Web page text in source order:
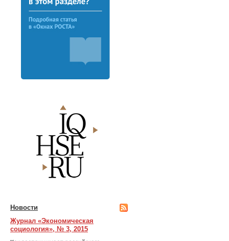
Новости
Журнал «Экономическая
социология», № 3, 2015